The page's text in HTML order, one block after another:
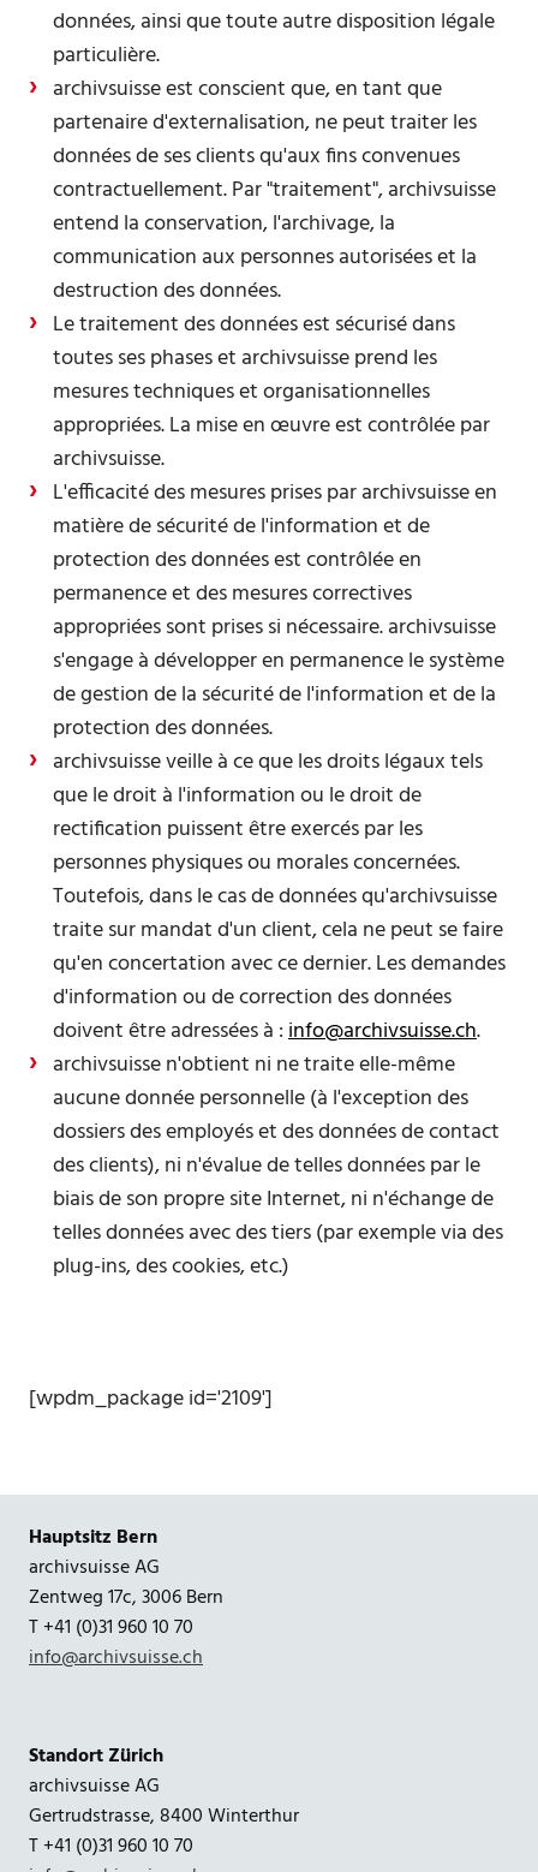
données, ainsi que toute autre disposition légale
particulière.
archivsuisse est conscient que, en tant que
partenaire d'externalisation, ne peut traiter les
données de ses clients qu'aux fins convenues
contractuellement. Par "traitement", archivsuisse
entend la conservation, l'archivage, la
communication aux personnes autorisées et la
destruction des données.
Le traitement des données est sécurisé dans
toutes ses phases et archivsuisse prend les
mesures techniques et organisationnelles
appropriées. La mise en œuvre est contrôlée par
archivsuisse.
L'efficacité des mesures prises par archivsuisse en
matière de sécurité de l'information et de
protection des données est contrôlée en
permanence et des mesures correctives
appropriées sont prises si nécessaire. archivsuisse
s'engage à développer en permanence le système
de gestion de la sécurité de l'information et de la
protection des données.
archivsuisse veille à ce que les droits légaux tels
que le droit à l'information ou le droit de
rectification puissent être exercés par les
personnes physiques ou morales concernées.
Toutefois, dans le cas de données qu'archivsuisse
traite sur mandat d'un client, cela ne peut se faire
qu'en concertation avec ce dernier. Les demandes
d'information ou de correction des données
doivent être adressées à :info@archivsuisse.ch.
archivsuisse n'obtient ni ne traite elle-même
aucune donnée personnelle (à l'exception des
dossiers des employés et des données de contact
des clients), ni n'évalue de telles données par le
biais de son propre site Internet, ni n'échange de
telles données avec des tiers (par exemple via des
plug-ins, des cookies, etc.)
[wpdm_package id='2109']
Hauptsitz Bern
archivsuisse AG
Zentweg 17c, 3006 Bern
T +41 (0)31 960 10 70
info@archivsuisse.ch
Standort Zürich
archivsuisse AG
Gertrudstrasse, 8400 Winterthur
T +41 (0)31 960 10 70